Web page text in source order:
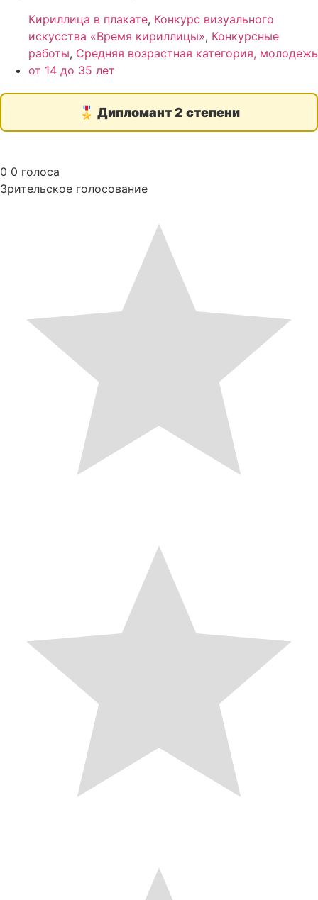
Кириллица в плакате, Конкурс визуального
искусства «Время кириллицы», Конкурсные
работы, Средняя возрастная категория, молодежь
от 14 до 35 лет
🎖️ Дипломант 2 степени
0 0 голоса
Зрительское голосование